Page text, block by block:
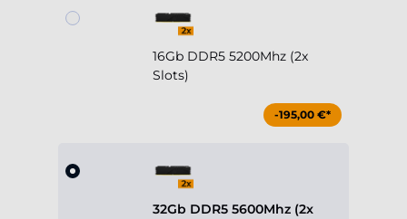
16Gb DDR5 5200Mhz (2x
Slots)
-195,00 €*
32Gb DDR5 5600Mhz (2x